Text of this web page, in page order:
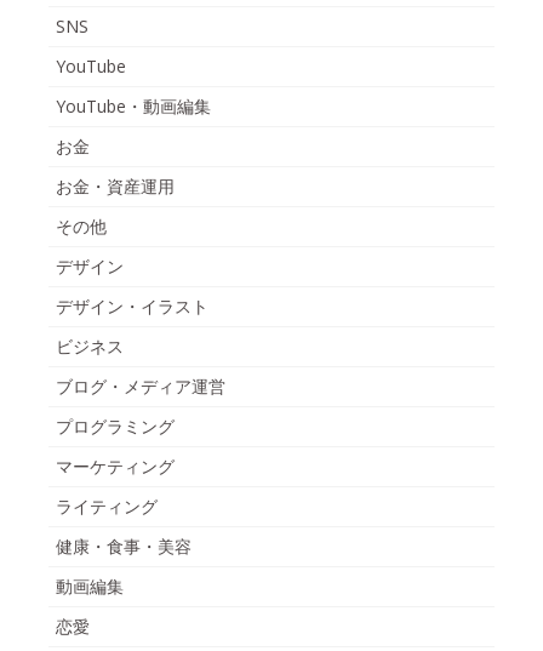
SNS
YouTube
YouTube・動画編集
お金
お金・資産運用
その他
デザイン
デザイン・イラスト
ビジネス
ブログ・メディア運営
プログラミング
マーケティング
ライティング
健康・食事・美容
動画編集
恋愛